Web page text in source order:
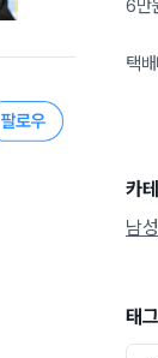
6만
택
카
남
태그